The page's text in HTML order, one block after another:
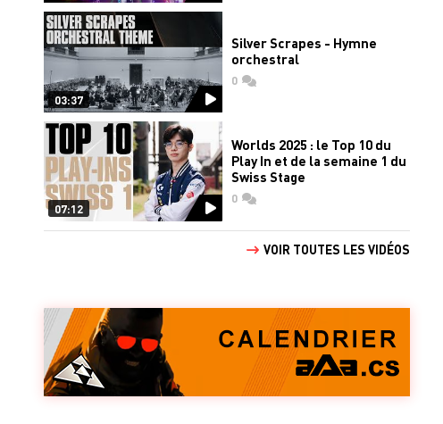
03:37
Silver Scrapes - Hymne
orchestral
0commentaires
07:12
Worlds 2025 : le Top 10 du
Play In et de la semaine 1 du
Swiss Stage
0commentaires
VOIR TOUTES LES VIDÉOS